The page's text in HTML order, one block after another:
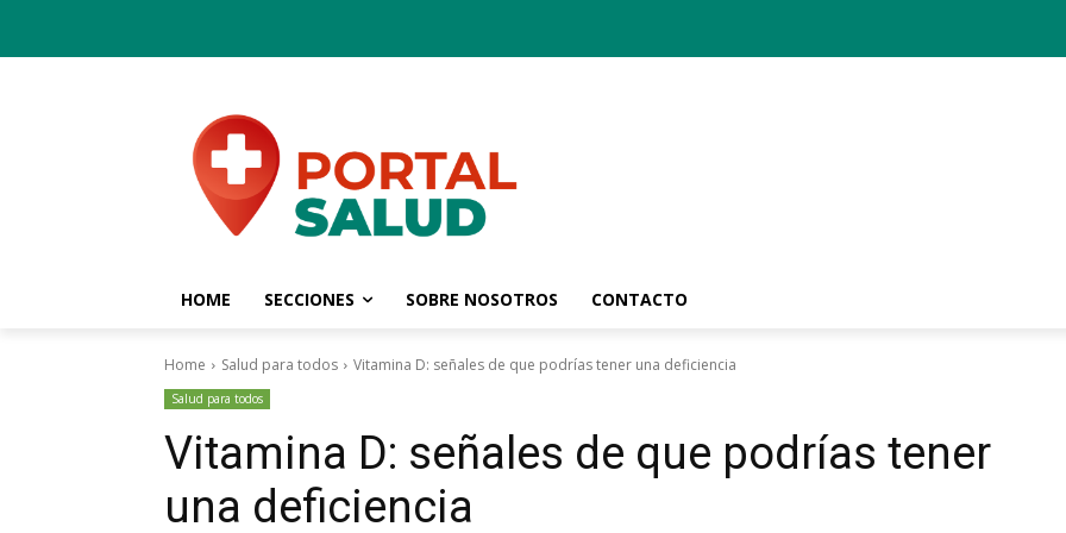
HOME SECCIONES SOBRE NOSOTROS CONTACTO
Home Salud para todos Vitamina D: señales de que podrías tener una deficiencia
Salud para todos
Vitamina D: señales de que podrías tener
una deficiencia